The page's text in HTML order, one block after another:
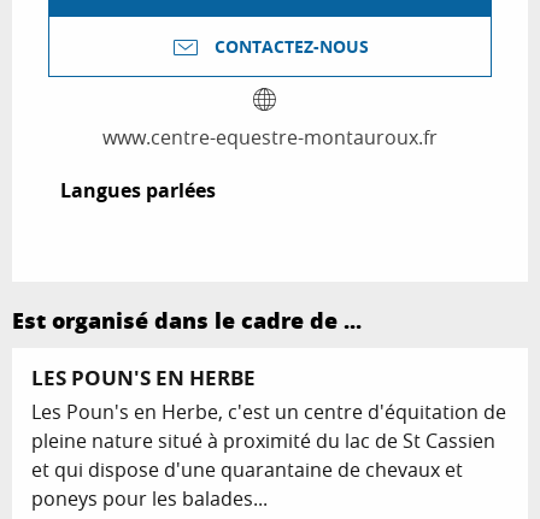
CONTACTEZ-NOUS
www.centre-equestre-montauroux.fr
Langues parlées
Langues parlées
Est organisé dans le cadre de ...
LES POUN'S EN HERBE
Les Poun's en Herbe, c'est un centre d'équitation de
pleine nature situé à proximité du lac de St Cassien
et qui dispose d'une quarantaine de chevaux et
poneys pour les balades...